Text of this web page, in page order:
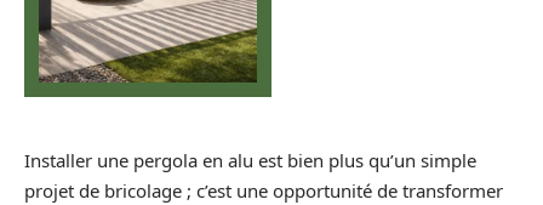
Installer une pergola en alu est bien plus qu’un simple
projet de bricolage ; c’est une opportunité de transformer